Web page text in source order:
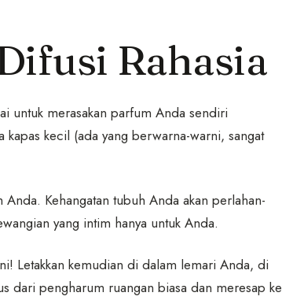
Rahasia
untuk merasakan parfum Anda sendiri
kecil (ada yang berwarna-warni, sangat
Kehangatan tubuh Anda akan perlahan-
yang intim hanya untuk Anda.
Letakkan kemudian di dalam lemari Anda, di
dari pengharum ruangan biasa dan meresap ke